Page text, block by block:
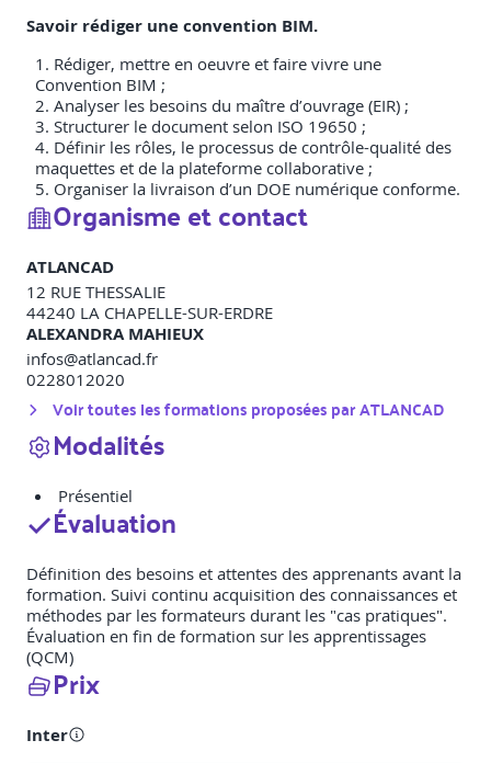
Savoir rédiger une convention BIM.
Rédiger, mettre en oeuvre et faire vivre une
Convention BIM ;
Analyser les besoins du maître d’ouvrage (EIR) ;
Structurer le document selon ISO 19650 ;
Définir les rôles, le processus de contrôle-qualité des
maquettes et de la plateforme collaborative ;
Organiser la livraison d’un DOE numérique conforme.
Organisme et contact
ATLANCAD
12 RUE THESSALIE
44240 LA CHAPELLE-SUR-ERDRE
ALEXANDRA MAHIEUX
infos@atlancad.fr
0228012020
Voir toutes les formations proposées parATLANCAD
Modalités
Présentiel
Évaluation
Définition des besoins et attentes des apprenants avant la
formation. Suivi continu acquisition des connaissances et
méthodes par les formateurs durant les "cas pratiques".
Évaluation en fin de formation sur les apprentissages
(QCM)
Prix
Inter